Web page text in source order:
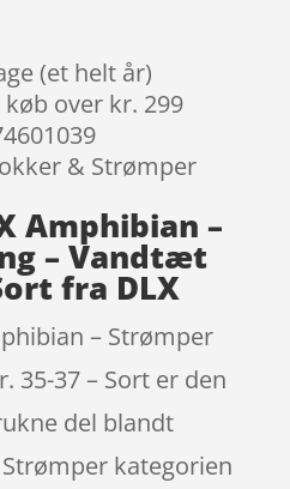
(et helt år)
køb over kr. 299
& Strømper
Amphibian –
– Vandtæt
fra DLX
– Strømper
35-37 – Sort er den
del blandt
kategorien